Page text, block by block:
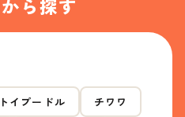
ら探す
トイプードル チワワ